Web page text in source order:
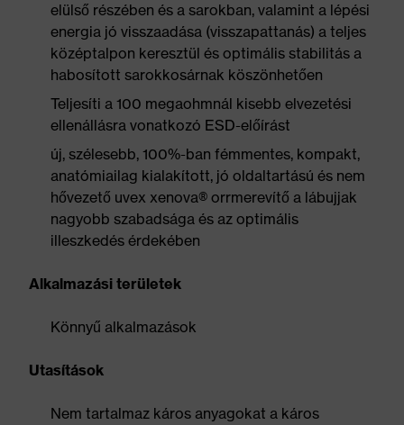
elülső részében és a sarokban, valamint a lépési
energia jó visszaadása (visszapattanás) a teljes
középtalpon keresztül és optimális stabilitás a
habosított sarokkosárnak köszönhetően
Teljesíti a 100 megaohmnál kisebb elvezetési
ellenállásra vonatkozó ESD-előírást
új, szélesebb, 100%-ban fémmentes, kompakt,
anatómiailag kialakított, jó oldaltartású és nem
hővezető uvex xenova® orrmerevítő a lábujjak
nagyobb szabadsága és az optimális
illeszkedés érdekében
Alkalmazási területek
Könnyű alkalmazások
Utasítások
Nem tartalmaz káros anyagokat a káros